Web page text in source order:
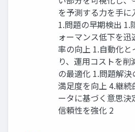
を予測する力を手に
1.問題の早期検出 1.
ォーマンス低下を
率の向上 1.自動化と
り、運用コストを
の最適化 1.問題解
満足度を向上 4.継
ータに基づく意思決
信頼性を強化 2